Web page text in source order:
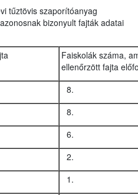
tűztövis szaporítóanyag
bizonyult fajták adatai
Faiskolák száma,
ellenőrzött fajta